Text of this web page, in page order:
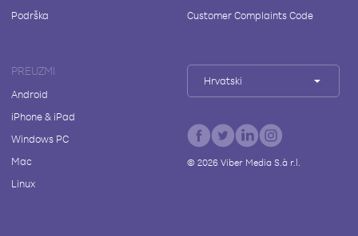
Podrška
Customer Complaints Code
PREUZMI
Android
iPhone & iPad
Windows PC
Mac
Linux
Hrvatski
© 2026Viber Media S.à r.l.